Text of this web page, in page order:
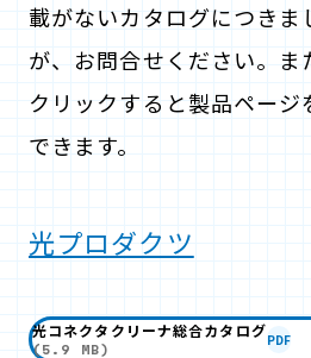
載がないカタログにつきま
が、お問合せください。ま
クリックすると製品ペー
できます。
光プロダクツ
光コネクタクリーナ総合カタログ
(5.9 MB)
PDF